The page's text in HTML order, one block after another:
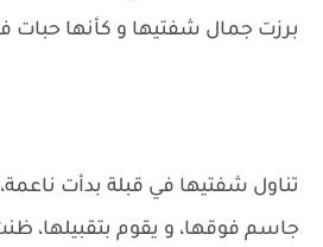
برزت جمال شفتيها و كأنها حبات
تناول شفتيها في قبلة بدأت
جاسم فوقها، و يقوم بتقبيلها،